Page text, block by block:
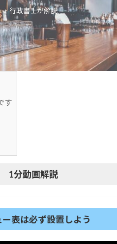
行政書士が解説
す
1分動画解説
ー表は必ず設置しよう